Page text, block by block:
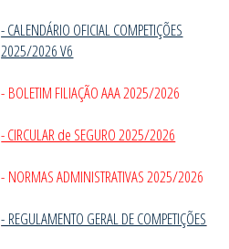
- CALENDÁRIO OFICIAL COMPETIÇÕES
2025/2026 V6
- BOLETIM FILIAÇÃO AAA 2025/2026
- CIRCULAR de SEGURO 2025/2026
- NORMAS ADMINISTRATIVAS 2025/2026
- REGULAMENTO GERAL DE COMPETIÇÕES